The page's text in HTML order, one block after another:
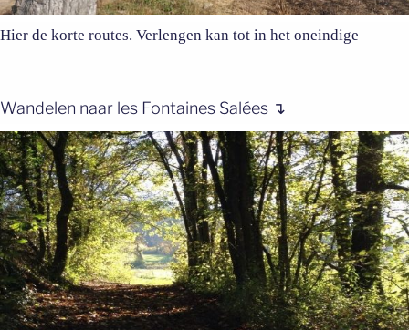
Hier de korte routes. Verlengen kan tot in het oneindige
Wandelen naar les Fontaines Salées ↴